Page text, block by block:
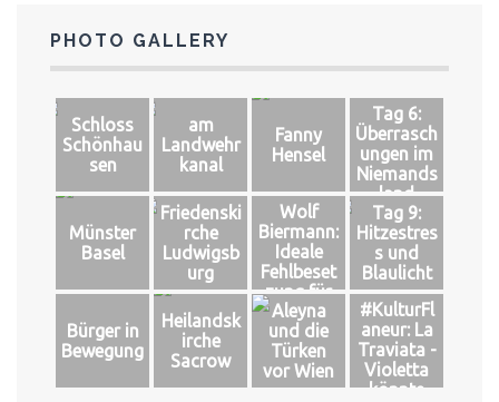
PHOTO GALLERY
Schloss
Schönhau
sen
am
Landwehr
kanal
Fanny
Hensel
Tag 6:
Überrasch
ungen im
Niemands
land
Münster
Basel
Friedenski
rche
Ludwigsb
urg
Wolf
Biermann:
Ideale
Fehlbeset
zung für
das große
Glück
Tag 9:
Hitzestres
s und
Blaulicht
Bürger in
Bewegung
Heilandsk
irche
Sacrow
Aleyna
und die
Türken
vor Wien
#KulturFl
aneur: La
Traviata -
Violetta
könnte